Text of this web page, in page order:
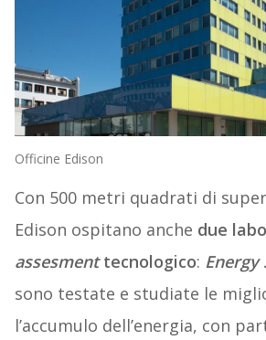
Officine Edison
Con 500 metri quadrati di
Edison ospitano anche due
assesmenttecnologico: Energy
sono testate e studiate le
l’accumulo dell’energia, con